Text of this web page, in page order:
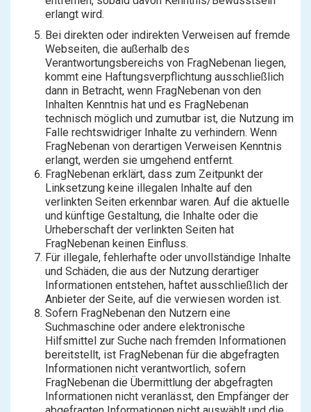
erlangt wird.
Bei direkten oder indirekten Verweisen auf fremde
Webseiten, die außerhalb des
Verantwortungsbereichs von FragNebenan liegen,
kommt eine Haftungsverpflichtung ausschließlich
dann in Betracht, wenn FragNebenan von den
Inhalten Kenntnis hat und es FragNebenan
technisch möglich und zumutbar ist, die Nutzung im
Falle rechtswidriger Inhalte zu verhindern. Wenn
FragNebenan von derartigen Verweisen Kenntnis
erlangt, werden sie umgehend entfernt.
FragNebenan erklärt, dass zum Zeitpunkt der
Linksetzung keine illegalen Inhalte auf den
verlinkten Seiten erkennbar waren. Auf die aktuelle
und künftige Gestaltung, die Inhalte oder die
Urheberschaft der verlinkten Seiten hat
FragNebenan keinen Einfluss.
Für illegale, fehlerhafte oder unvollständige Inhalte
und Schäden, die aus der Nutzung derartiger
Informationen entstehen, haftet ausschließlich der
Anbieter der Seite, auf die verwiesen worden ist.
Sofern FragNebenan den Nutzern eine
Suchmaschine oder andere elektronische
Hilfsmittel zur Suche nach fremden Informationen
bereitstellt, ist FragNebenan für die abgefragten
Informationen nicht verantwortlich, sofern
FragNebenan die Übermittlung der abgefragten
Informationen nicht veranlässt, den Empfänger der